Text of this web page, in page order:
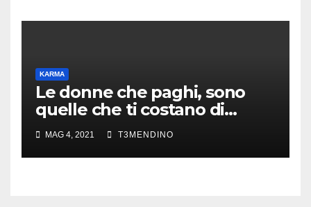
KARMA
Le donne che paghi, sono
quelle che ti costano di
meno.
MAG 4, 2021 T3MENDINO